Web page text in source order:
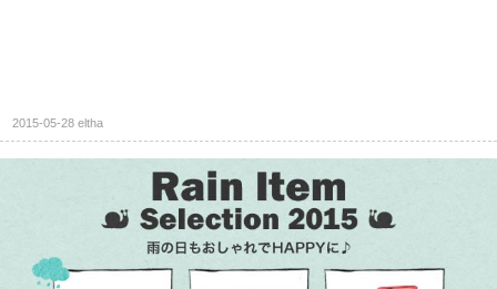
2015-05-28eltha